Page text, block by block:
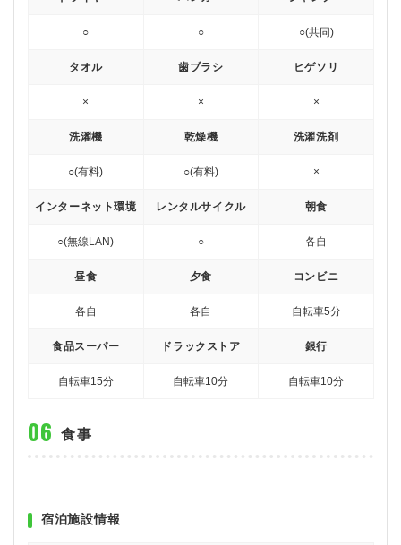
○ ○ ○(共同)
タオル
×
歯ブラシ
×
ヒゲソリ
×
洗濯機
○(有料)
乾燥機
○(有料)
洗濯洗剤
×
インターネット環境
○(無線LAN)
レンタルサイクル
○
朝食
各自
昼食
各自
夕食
各自
コンビニ
自転車5分
食品スーパー
自転車15分
ドラックストア
自転車10分
銀行
自転車10分
食事
宿泊施設情報